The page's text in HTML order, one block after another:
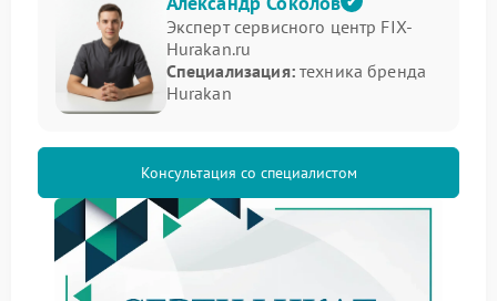
Почему возникает такой запах
Причина может быть связана как с нагреваемыми
элементами, так и с деталями, расположенными
обращении уточняют, когда именно появляется
запах и меняется ли он по интенсивности:
перегревается пластиковая часть рядом с зоной
нагрева;
нарушено положение проводки;
плавится изоляция контакта;
Эксперт сервисного центр FIX-
Hurakan.ru
Специализация:техника бренда
Hurakan
Консультация со специалистом